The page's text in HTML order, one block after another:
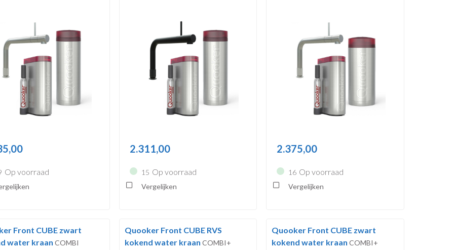
Op voorraad
2.311,00
15 Op voorraad
Vergelijken
2.375,00
16 Op voorraad
Vergelijken
Front CUBE zwart
water kraanCOMBI
Quooker Front CUBE RVS
kokend water kraan COMBI+
Quooker Front CUBE zwart
kokend water kraan COMBI+